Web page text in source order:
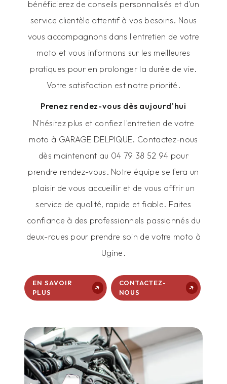
bénéficierez de conseils personnalisés et d'un
service clientèle attentif à vos besoins. Nous
vous accompagnons dans l'entretien de votre
moto et vous informons sur les meilleures
pratiques pour en prolonger la durée de vie.
Votre satisfaction est notre priorité.
Prenez rendez-vous dès aujourd'hui
N'hésitez plus et confiez l'entretien de votre
moto à GARAGE DELPIQUE. Contactez-nous
dès maintenant au 04 79 38 52 94 pour
prendre rendez-vous. Notre équipe se fera un
plaisir de vous accueillir et de vous offrir un
service de qualité, rapide et fiable. Faites
confiance à des professionnels passionnés du
deux-roues pour prendre soin de votre moto à
Ugine.
EN SAVOIR
PLUS
CONTACTEZ-
NOUS